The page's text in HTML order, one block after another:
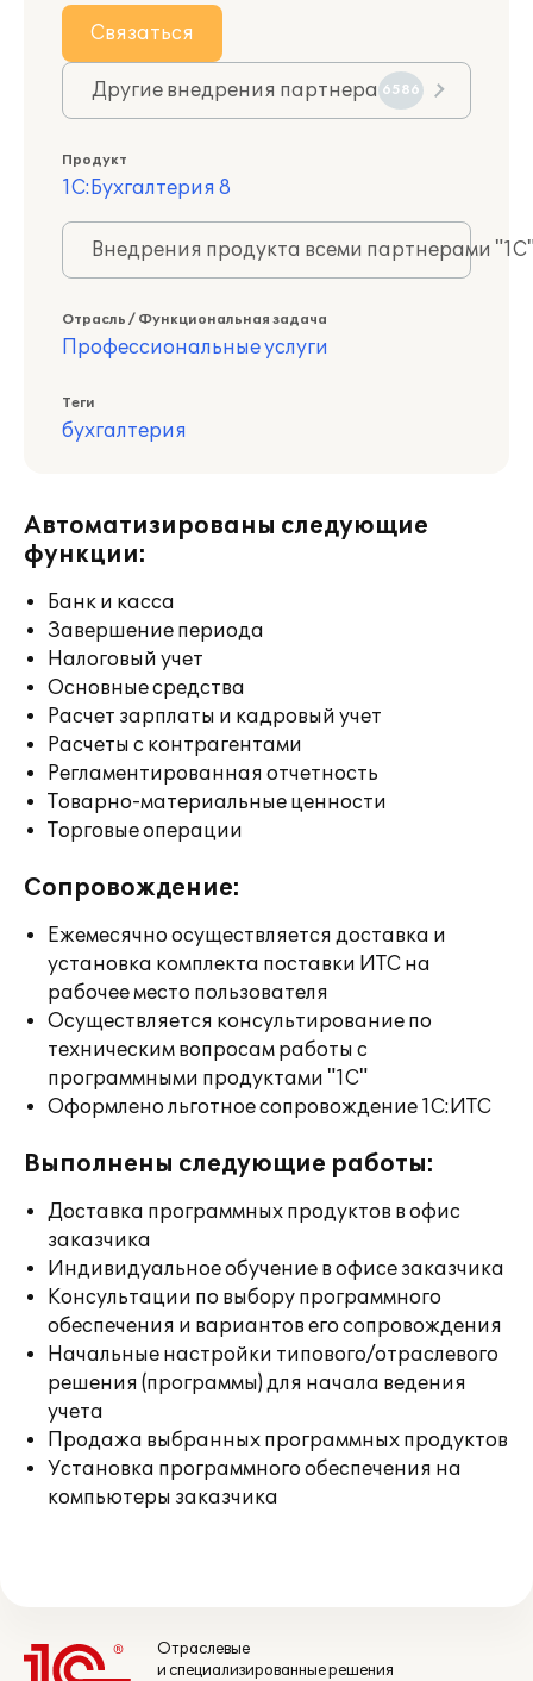
Связаться
Другие внедрения партнера 6586
Продукт
1С:Бухгалтерия 8
Внедрения продукта всеми партнерами
Отрасль / Функциональная задача
Профессиональные услуги
Теги
бухгалтерия
Автоматизированы следующие
функции:
Банк и касса
Завершение периода
Налоговый учет
Основные средства
Расчет зарплаты и кадровый учет
Расчеты с контрагентами
Регламентированная отчетность
Товарно-материальные ценности
Торговые операции
Сопровождение:
Ежемесячно осуществляется доставка и
установка комплекта поставки ИТС на
рабочее место пользователя
Осуществляется консультирование по
техническим вопросам работы с
программными продуктами "1С"
Оформлено льготное сопровождение 1С:ИТС
Выполнены следующие работы:
Доставка программных продуктов в офис
заказчика
Индивидуальное обучение в офисе заказчика
Консультации по выбору программного
обеспечения и вариантов его сопровождения
Начальные настройки типового/отраслевого
решения (программы) для начала ведения
учета
Продажа выбранных программных продуктов
Установка программного обеспечения на
компьютеры заказчика
Отраслевые
и специализированные решения